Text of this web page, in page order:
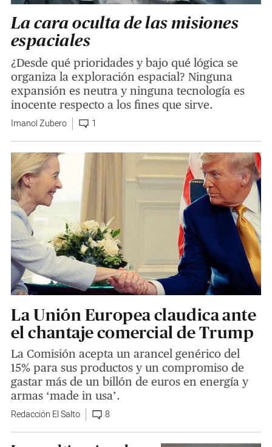
La cara oculta de las misiones
espaciales
¿Desde qué prioridades y bajo qué lógica se
organiza la exploración espacial? Ninguna
expansión es neutra y ninguna tecnología es
inocente respecto a los fines que sirve.
Imanol Zubero 1
La Unión Europea claudica ante
el chantaje comercial de Trump
La Comisión acepta un arancel genérico del
15% para sus productos y un compromiso de
gastar más de un billón de euros en energía y
armas ‘made in usa’.
Redacción El Salto 8